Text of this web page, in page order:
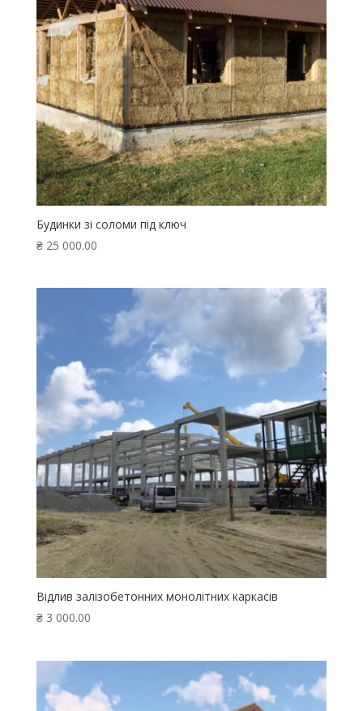
Будинки зі соломи під ключ
₴25 000.00
Відлив залізобетонних монолітних каркасів
₴3 000.00